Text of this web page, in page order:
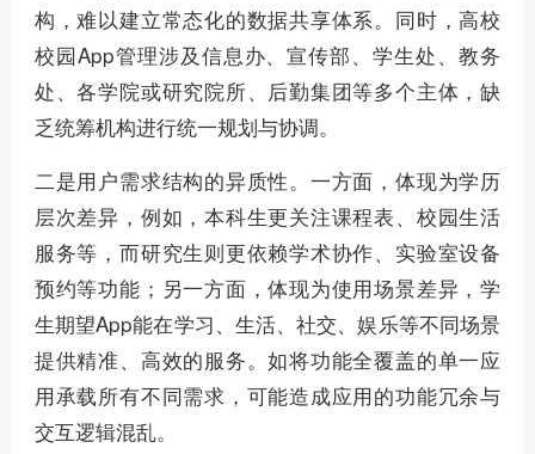
构，难以建立常态化的数据共享体系。同时，高校
校园App管理涉及信息办、宣传部、学生处、教务
处、各学院或研究院所、后勤集团等多个主体，缺
乏统筹机构进行统一规划与协调。
二是用户需求结构的异质性。一方面，体现为学历
层次差异，例如，本科生更关注课程表、校园生活
服务等，而研究生则更依赖学术协作、实验室设备
预约等功能；另一方面，体现为使用场景差异，学
生期望App能在学习、生活、社交、娱乐等不同场景
提供精准、高效的服务。如将功能全覆盖的单一应
用承载所有不同需求，可能造成应用的功能冗余与
交互逻辑混乱。